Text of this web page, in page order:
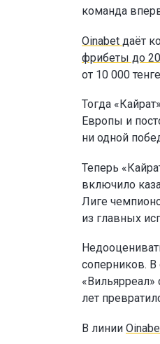
команда
Oinabet даёт
фрибеты до
от 10 000
Тогда
Европы и
ни одной
Теперь
включило
Лиге
из главных
соперников.
лет
В линии